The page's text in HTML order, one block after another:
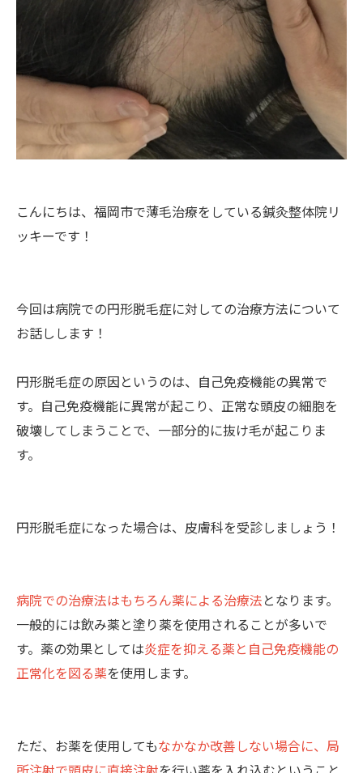
こんにちは、福岡市で薄毛治療をしている鍼灸整体院リ
ッキーです！
今回は病院での円形脱毛症に対しての治療方法について
お話しします！
円形脱毛症の原因というのは、自己免疫機能の異常で
す。自己免疫機能に異常が起こり、正常な頭皮の細胞を
破壊してしまうことで、一部分的に抜け毛が起こりま
す。
円形脱毛症になった場合は、皮膚科を受診しましょう！
病院での治療法はもちろん薬による治療法となります。
一般的には飲み薬と塗り薬を使用されることが多いで
す。薬の効果としては炎症を抑える薬と自己免疫機能の
正常化を図る薬を使用します。
ただ、お薬を使用してもなかなか改善しない場合に、局